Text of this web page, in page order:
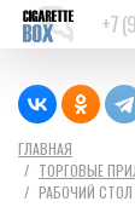
+7
ГЛАВНАЯ
ТОРГОВЫЕ
РАБОЧИЙ